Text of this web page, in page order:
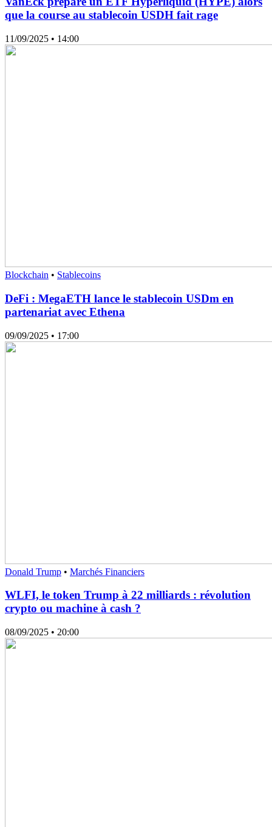
que la course au stablecoin USDH fait rage
11/09/2025 • 14:00
Blockchain • Stablecoins
DeFi : MegaETH lance le stablecoin USDm en
partenariat avec Ethena
09/09/2025 • 17:00
Donald Trump • Marchés Financiers
WLFI, le token Trump à 22 milliards : révolution
crypto ou machine à cash ?
08/09/2025 • 20:00